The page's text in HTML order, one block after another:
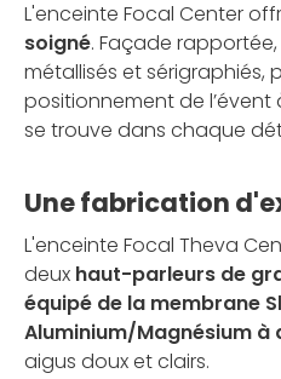
L'enceinte Focal Center
soigné. Façade
métallisés et sérigraphiés,
positionnement de l’évent
se trouve dans chaque
Une fabrication
L'enceinte Focal Theva
deux haut-parleurs de
équipé de la membrane
Aluminium/Magnésium à
aigus doux et clairs.